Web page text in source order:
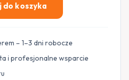
do koszyka
– 1–3 dni robocze
i profesjonalne wsparcie